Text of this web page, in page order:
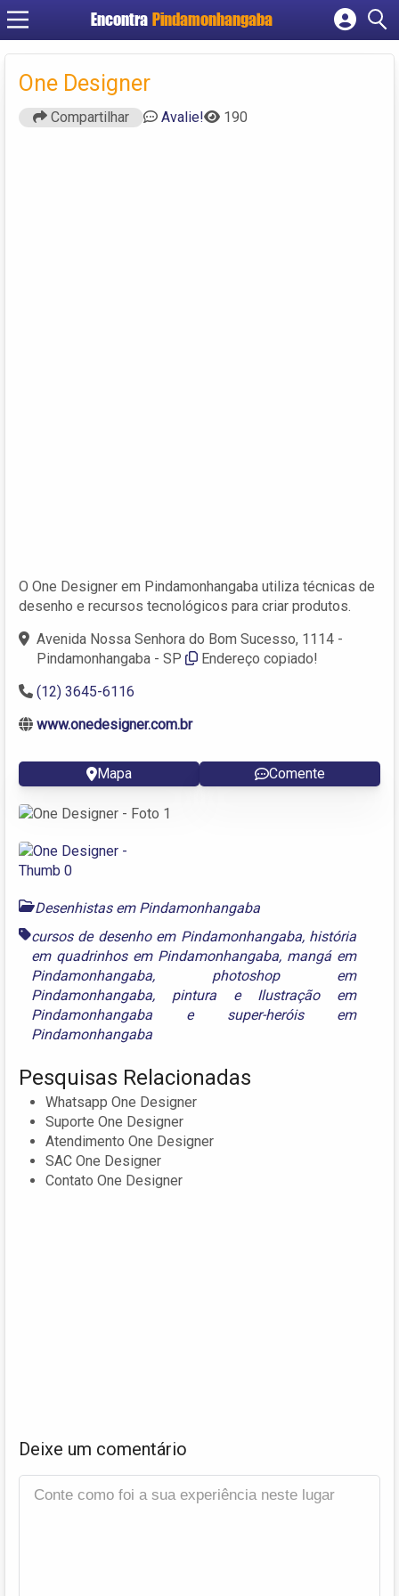
Encontra Pindamonhangaba
Cadastrar empresa
One Designer
Compartilhar Avalie! 190
O One Designer em Pindamonhangaba utiliza técnicas de
desenho e recursos tecnológicos para criar produtos.
Avenida Nossa Senhora do Bom Sucesso, 1114 -
Pindamonhangaba - SP
Endereço copiado!
(12) 3645-6116
www.onedesigner.com.br
Mapa Comente
Desenhistas em Pindamonhangaba
cursos de desenho em Pindamonhangaba, história
em quadrinhos em Pindamonhangaba, mangá em
Pindamonhangaba, photoshop em
Pindamonhangaba, pintura e Ilustração em
Pindamonhangaba e super-heróis em
Pindamonhangaba
Pesquisas Relacionadas
Whatsapp One Designer
Suporte One Designer
Atendimento One Designer
SAC One Designer
Contato One Designer
Deixe um comentário